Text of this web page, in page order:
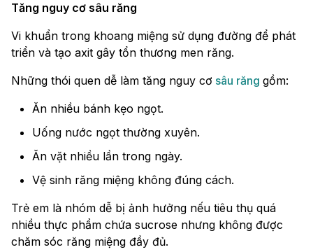
Tăng nguy cơ sâu răng
Vi khuẩn trong khoang miệng sử dụng đường để phát
triển và tạo axit gây tổn thương men răng.
Những thói quen dễ làm tăng nguy cơ sâu răng gồm:
Ăn nhiều bánh kẹo ngọt.
Uống nước ngọt thường xuyên.
Ăn vặt nhiều lần trong ngày.
Vệ sinh răng miệng không đúng cách.
Trẻ em là nhóm dễ bị ảnh hưởng nếu tiêu thụ quá
nhiều thực phẩm chứa sucrose nhưng không được
chăm sóc răng miệng đầy đủ.